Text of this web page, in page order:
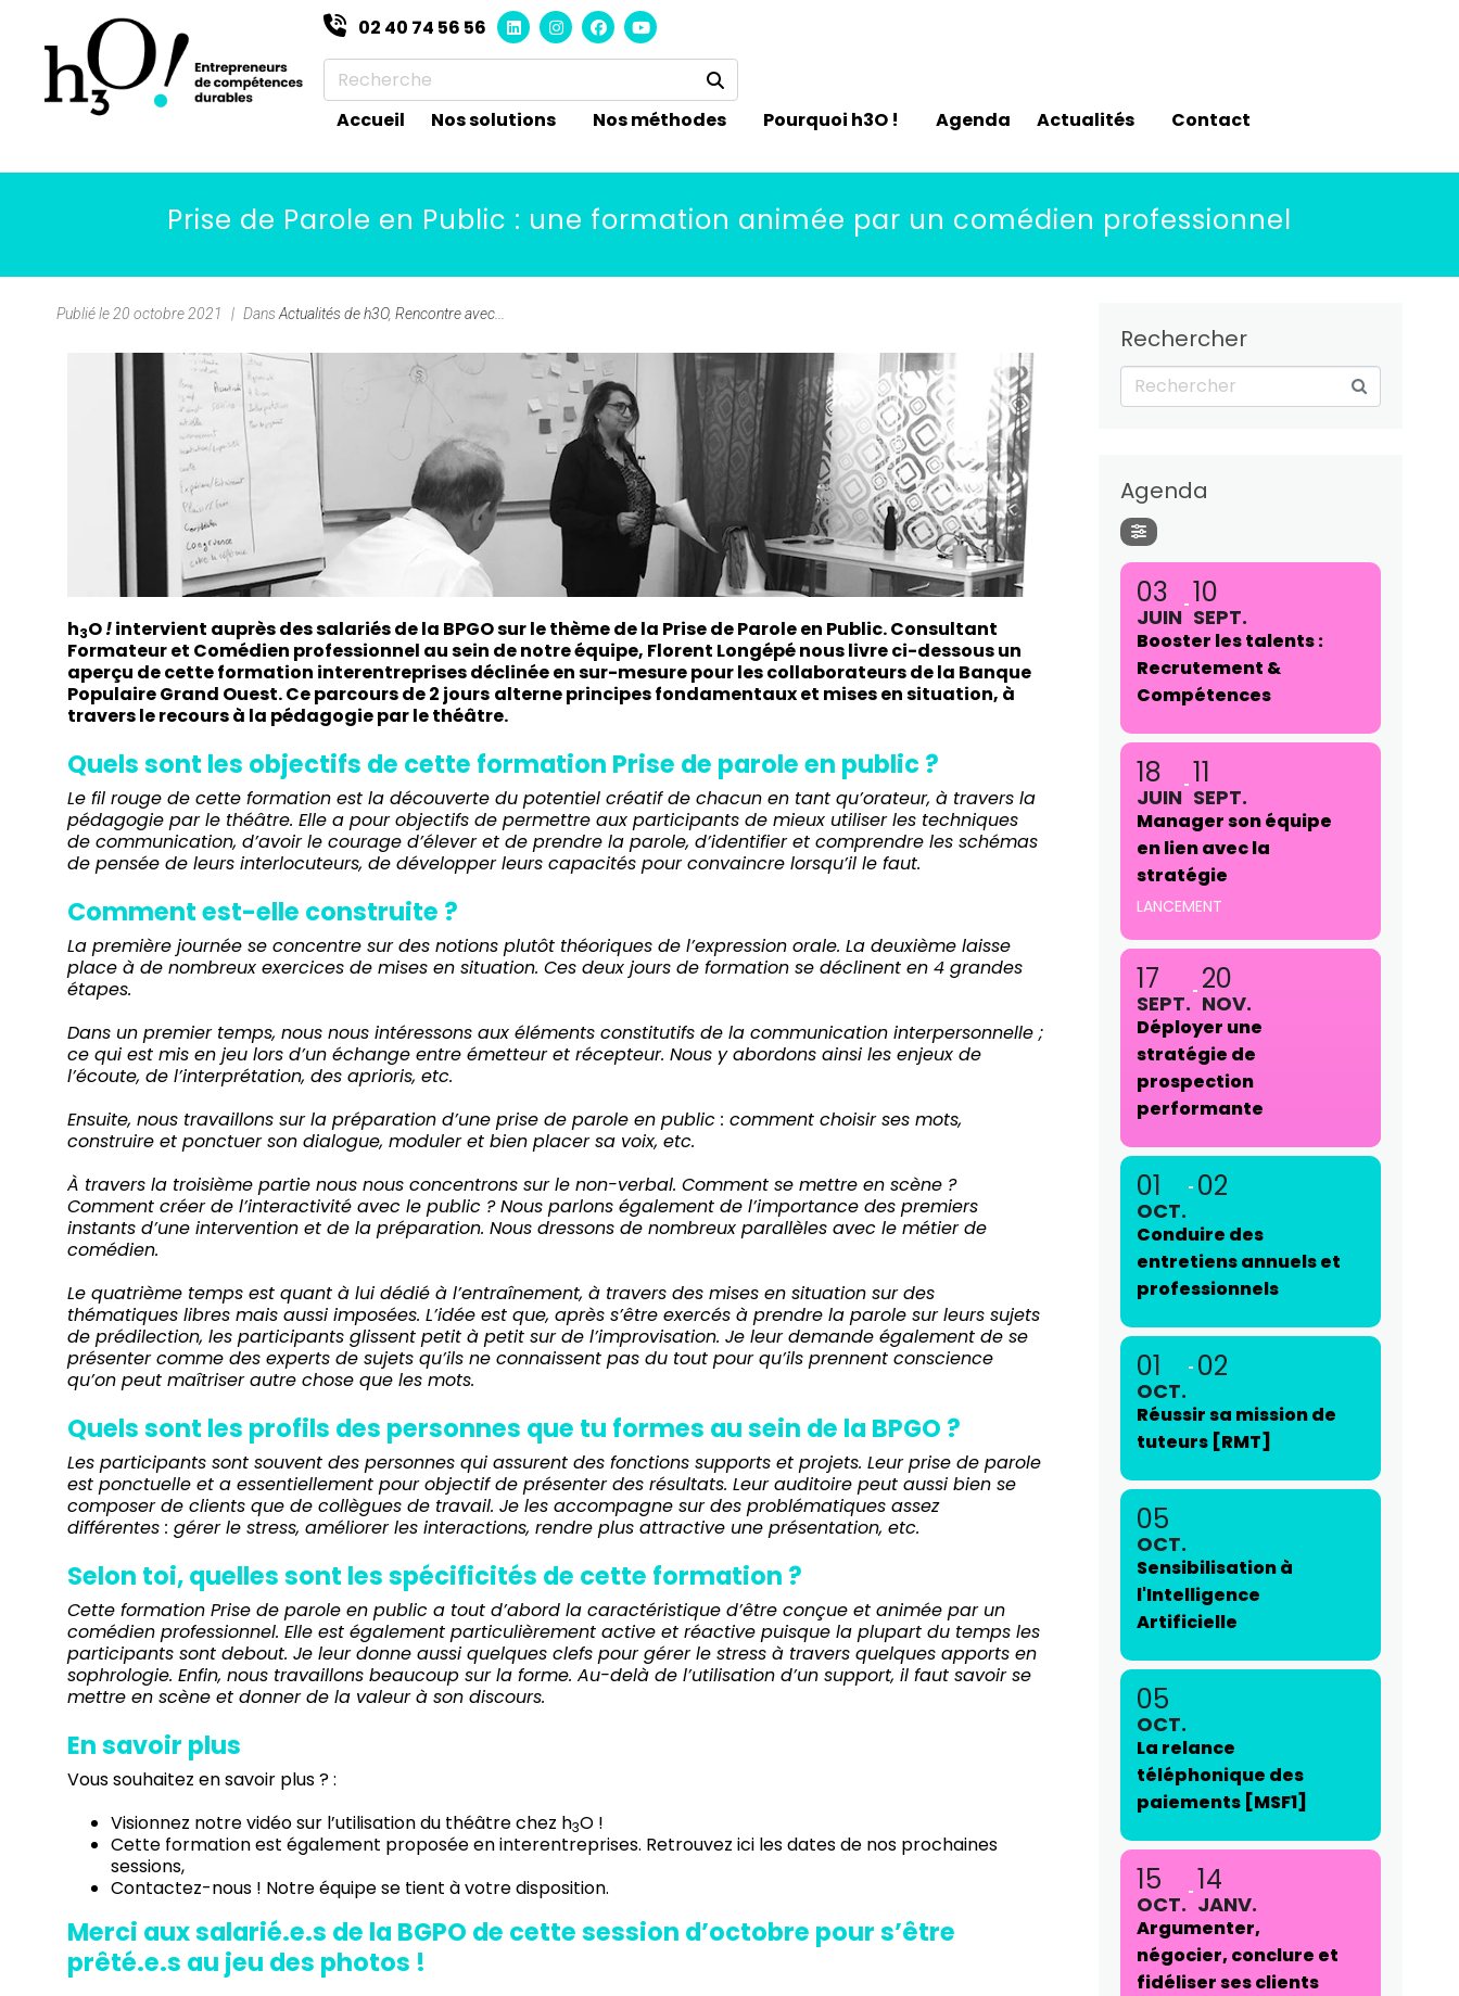
02 40 74 56 56
Accueil Nos solutions Nos méthodes Pourquoi h3O ! Agenda Actualités Contact
Prise de Parole en Public : une formation animée par un comédien professionnel
Publié le 20 octobre 2021 DansActualités de h3O, Rencontre avec...
h3O!intervient auprès des salariés de la BPGOsur le thème de la Prise de Parole en Public.Consultant
Formateur et Comédien professionnel au sein de notre équipe, Florent Longépénous livre ci-dessous un
aperçu de cette formation interentreprises déclinée en sur-mesure pour les collaborateurs de la Banque
Populaire Grand Ouest. Ce parcours de 2 jours alterne principes fondamentaux et mises en situation, à
travers le recours à la pédagogie par le théâtre.
Quels sont les objectifs de cette formation Prise de parole en public ?
Le fil rouge de cette formation est la découverte du potentiel créatif de chacun en tant qu’orateur, à travers la
pédagogie par le théâtre. Elle a pour objectifs de permettre aux participants de mieux utiliser les techniques
de communication, d’avoir le courage d’élever et de prendre la parole, d’identifier et comprendre les schémas
de pensée de leurs interlocuteurs, de développer leurs capacités pour convaincre lorsqu’il le faut.
Comment est-elle construite ?
La première journée se concentre sur des notions plutôt théoriques de l’expression orale. La deuxième laisse
place à de nombreux exercices de mises en situation. Ces deux jours de formation se déclinent en 4 grandes
étapes.
Dans un premier temps, nous nous intéressons aux éléments constitutifs de la communication interpersonnelle ;
ce qui est mis en jeu lors d’un échange entre émetteur et récepteur. Nous y abordons ainsi les enjeux de
l’écoute, de l’interprétation, des aprioris, etc.
Ensuite, nous travaillons sur la préparation d’une prise de parole en public : comment choisir ses mots,
construire et ponctuer son dialogue, moduler et bien placer sa voix, etc.
À travers la troisième partie nous nous concentrons sur le non-verbal. Comment se mettre en scène ?
Comment créer de l’interactivité avec le public ? Nous parlons également de l’importance des premiers
instants d’une intervention et de la préparation. Nous dressons de nombreux parallèles avec le métier de
comédien.
Le quatrième temps est quant à lui dédié à l’entraînement, à travers des mises en situation sur des
thématiques libres mais aussi imposées. L’idée est que, après s’être exercés à prendre la parole sur leurs sujets
de prédilection, les participants glissent petit à petit sur de l’improvisation. Je leur demande également de se
présenter comme des experts de sujets qu’ils ne connaissent pas du tout pour qu’ils prennent conscience
qu’on peut maîtriser autre chose que les mots.
Quels sont les profils des personnes que tu formes au sein de la BPGO ?
Les participants sont souvent des personnes qui assurent des fonctions supports et projets. Leur prise de parole
est ponctuelle et a essentiellement pour objectif de présenter des résultats. Leur auditoire peut aussi bien se
composer de clients que de collègues de travail. Je les accompagne sur des problématiques assez
différentes : gérer le stress, améliorer les interactions, rendre plus attractive une présentation, etc.
Selon toi, quelles sont les spécificités de cette formation ?
Cette formation Prise de parole en public a tout d’abord la caractéristique d’être conçue et animée par un
comédien professionnel. Elle est également particulièrement active et réactive puisque la plupart du temps les
participants sont debout. Je leur donne aussi quelques clefs pour gérer le stress à travers quelques apports en
sophrologie. Enfin, nous travaillons beaucoup sur la forme. Au-delà de l’utilisation d’un support, il faut savoir se
mettre en scène et donner de la valeur à son discours.
En savoir plus
Vous souhaitez en savoir plus ? :
Visionnez notrevidéo sur l’utilisation du théâtre chez h3O !
Cette formation est également proposée eninterentreprises. Retrouvez ici lesdates de nos prochaines
sessions,
Contactez-nous ! Notre équipe se tient à votre disposition.
Merci aux salarié.e.s de la BGPO de cette session d’octobre pour s’être
prêté.e.s au jeu des photos !
Rechercher
Agenda
03
JUIN
10
SEPT.
Booster les talents :
Recrutement &
Compétences
18
JUIN
11
SEPT.
Manager son équipe
en lien avec la
stratégie
LANCEMENT
17
SEPT.
20
NOV.
Déployer une
stratégie de
prospection
performante
01
OCT.
02
Conduire des
entretiens annuels et
professionnels
01
OCT.
02
Réussir sa mission de
tuteurs [RMT]
05
OCT.
Sensibilisation à
l'Intelligence
Artificielle
05
OCT.
La relance
téléphonique des
paiements [MSF1]
15
OCT.
14
JANV.
Argumenter,
négocier, conclure et
fidéliser ses clients